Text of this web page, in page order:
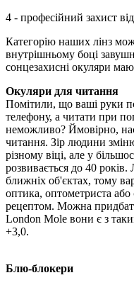
4 - професійний захист
Категорію наших лінз
внутрішньому боці
сонцезахисні окуляри
Окуляри для читання
Помітили, що ваші руки
телефону, а читати при
неможливо? Ймовірно,
читання. Зір людини
різному віці, але у
розвивається до 40
ближніх об'єктах, тому
оптика, оптометриста або
рецептом. Можна
London Mole вони є з
+3,0.
Блю-блокери